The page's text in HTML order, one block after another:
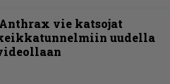
Anthrax vie katsojat
uudella